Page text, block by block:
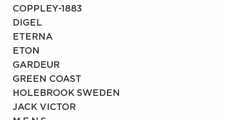
COPPLEY-1883
DIGEL
ETERNA
ETON
GARDEUR
GREEN COAST
HOLEBROOK SWEDEN
JACK VICTOR